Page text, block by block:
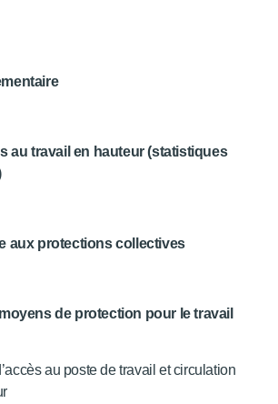
au travail en hauteur (statistiques
aux protections collectives
de protection pour le travail
au poste de travail et circulation